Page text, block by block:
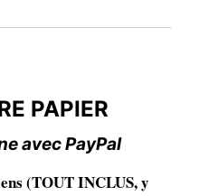
PAPIER
avec PayPal
(TOUT INCLUS, y